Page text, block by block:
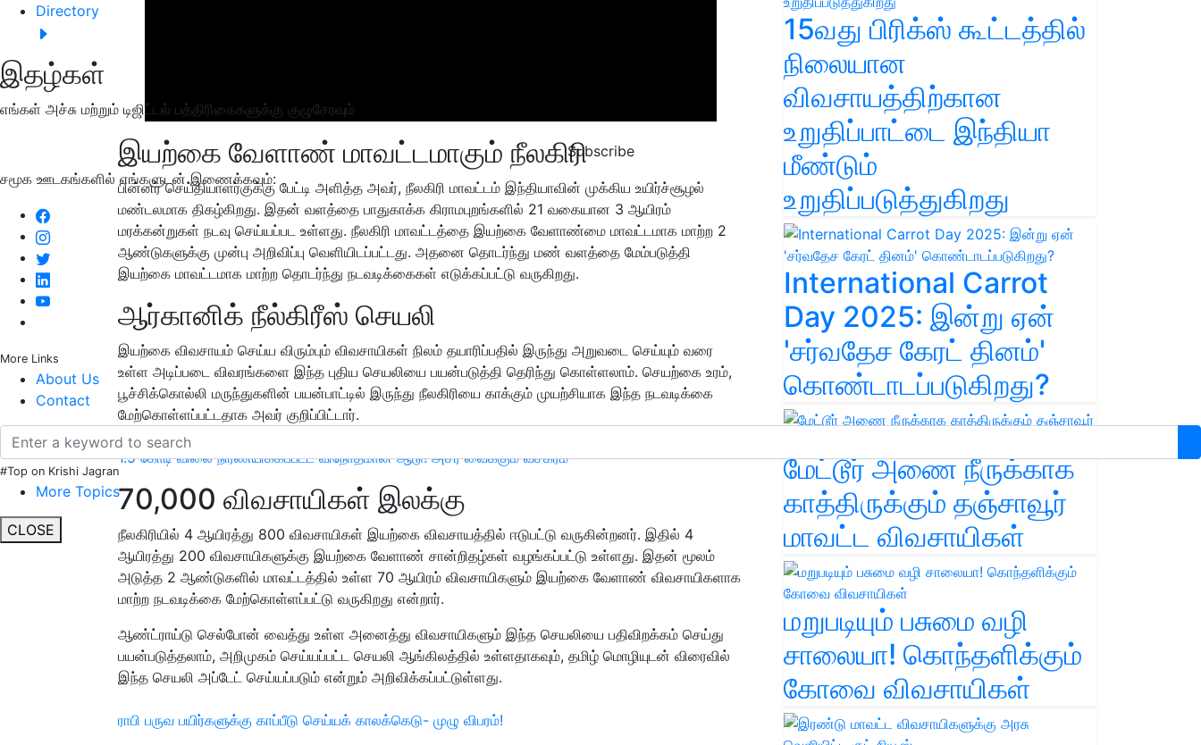
Directory
இதழ்கள்
எங்கள் அச்சு மற்றும் டிஜிட்டல் பத்திரிகைகளுக்கு குழுசேரவும்
Subscribe
சமூக ஊடகங்களில் எங்களுடன் இணைக்கவும்:
More Links
About Us
Contact
#Top on Krishi Jagran
More Topics
CLOSE
இயற்கை வேளாண் மாவட்டமாகும் நீலகிரி
பின்னர் செய்தியாளர்குக்கு பேட்டி அளித்த அவர், நீலகிரி மாவட்டம் இந்தியாவின் முக்கிய உயிர்ச்சூழல்
மண்டலமாக திகழ்கிறது. இதன் வளத்தை பாதுகாக்க கிராமபுறங்களில் 21 வகையான 3 ஆயிரம்
மரக்கன்றுகள் நடவு செய்யப்பட உள்ளது. நீலகிரி மாவட்டத்தை இயற்கை வேளாண்மை மாவட்டமாக மாற்ற 2
ஆண்டுகளுக்கு முன்பு அறிவிப்பு வெளியிடப்பட்டது. அதனை தொடர்ந்து மண் வளத்தை மேம்படுத்தி
இயற்கை மாவட்டமாக மாற்ற தொடர்ந்து நடவடிக்கைகள் எடுக்கப்பட்டு வருகிறது.
ஆர்கானிக் நீல்கிரீஸ் செயலி
இயற்கை விவசாயம் செய்ய விரும்பும் விவசாயிகள் நிலம் தயாரிப்பதில் இருந்து அறுவடை செய்யும் வரை
உள்ள அடிப்படை விவரங்களை இந்த புதிய செயலியை பயன்படுத்தி தெரிந்து கொள்ளலாம். செயற்கை உரம்,
பூச்சிக்கொல்லி மருந்துகளின் பயன்பாட்டில் இருந்து நீலகிரியை காக்கும் முயற்சியாக இந்த நடவடிக்கை
மேற்கொள்ளப்பட்டதாக அவர் குறிப்பிட்டார்.
1.5 கோடி விலை நிர்ணயிக்கப்பட்ட விநோதமான ஆடு! அசர வைக்கும் வசீகரம்
70,000 விவசாயிகள் இலக்கு
நீலகிரியில் 4 ஆயிரத்து 800 விவசாயிகள் இயற்கை விவசாயத்தில் ஈடுபட்டு வருகின்றனர். இதில் 4
ஆயிரத்து 200 விவசாயிகளுக்கு இயற்கை வேளாண் சான்றிதழ்கள் வழங்கப்பட்டு உள்ளது. இதன் மூலம்
அடுத்த 2 ஆண்டுகளில் மாவட்டத்தில் உள்ள 70 ஆயிரம் விவசாயிகளும் இயற்கை வேளாண் விவசாயிகளாக
மாற்ற நடவடிக்கை மேற்கொள்ளப்பட்டு வருகிறது என்றார்.
ஆண்ட்ராய்டு செல்போன் வைத்து உள்ள அனைத்து விவசாயிகளும் இந்த செயலியை பதிவிறக்கம் செய்து
பயன்படுத்தலாம், அறிமுகம் செய்யப்பட்ட செயலி ஆங்கிலத்தில் உள்ளதாகவும், தமிழ் மொழியுடன் விரைவில்
இந்த செயலி அப்டேட் செய்யப்படும் என்றும் அறிவிக்கப்பட்டுள்ளது.
ராபி பருவ பயிர்களுக்கு காப்பீடு செய்யக் காலக்கெடு- முழு விபரம்!
15வது பிரிக்ஸ் கூட்டத்தில்
நிலையான
விவசாயத்திற்கான
உறுதிப்பாட்டை இந்தியா
மீண்டும்
உறுதிப்படுத்துகிறது
International Carrot
Day 2025: இன்று ஏன்
'சர்வதேச கேரட் தினம்'
கொண்டாடப்படுகிறது?
மேட்டூர் அணை நீருக்காக
காத்திருக்கும் தஞ்சாவூர்
மாவட்ட விவசாயிகள்
மறுபடியும் பசுமை வழி
சாலையா! கொந்தளிக்கும்
கோவை விவசாயிகள்